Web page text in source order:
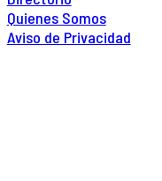
Quienes Somos
Aviso de Privacidad